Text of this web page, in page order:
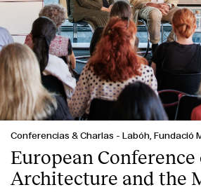
Conferencias & Charlas - Labóh, Fundació
European Conference
Architecture and the